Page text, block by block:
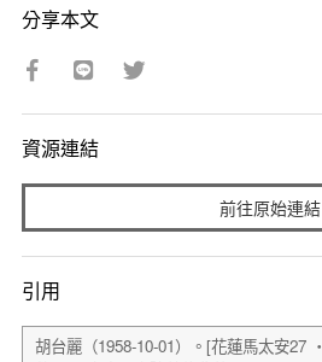
分享本文
資源連結
前往原始連結
引用